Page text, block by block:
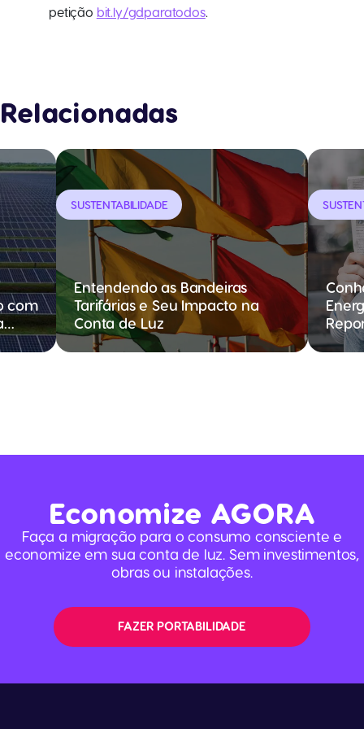
petição bit.ly/gdparatodos.
Relacionadas
com
SUSTENTABILIDADE
Entendendo as Bandeiras
Tarifárias e Seu Impacto na
Conta de Luz
Economize AGORA
Faça a migração para o consumo consciente e
economize em sua conta de luz. Sem investimentos,
obras ou instalações.
FAZER PORTABILIDADE